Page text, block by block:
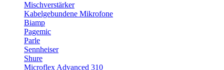
Mischverstärker
Kabelgebundene Mikrofone
Biamp
Pagemic
Parle
Sennheiser
Shure
Microflex Advanced 310